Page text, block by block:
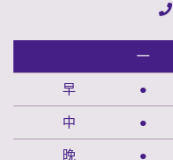
一
早 ●
中 ●
晚 ●